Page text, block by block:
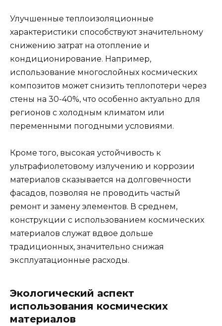
Улучшенные теплоизоляционные
характеристики способствуют значительному
снижению затрат на отопление и
кондиционирование. Например,
использование многослойных космических
композитов может снизить теплопотери через
стены на 30-40%, что особенно актуально для
регионов с холодным климатом или
переменными погодными условиями.
Кроме того, высокая устойчивость к
ультрафиолетовому излучению и коррозии
материалов сказывается на долговечности
фасадов, позволяя не проводить частый
ремонт и замену элементов. В среднем,
конструкции с использованием космических
материалов служат вдвое дольше
традиционных, значительно снижая
эксплуатационные расходы.
Экологический аспект
использования космических
материалов